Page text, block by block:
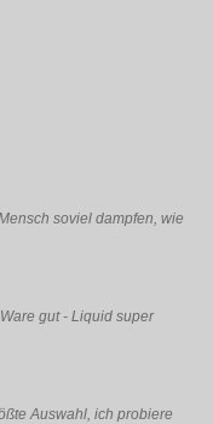
soviel dampfen, wie
gut - Liquid super
Auswahl, ich probiere